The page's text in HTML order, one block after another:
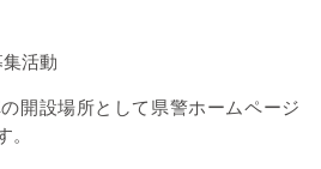
活動
開設場所として県警ホームページ
。